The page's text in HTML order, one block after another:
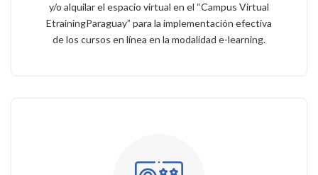
y/o alquilar el espacio virtual en el “Campus Virtual
EtrainingParaguay” para la implementación efectiva
de los cursos en línea en la modalidad e-learning.